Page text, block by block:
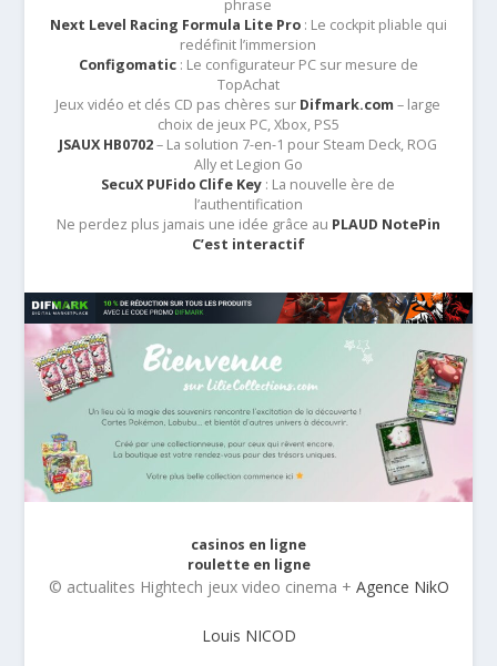
phrase
Next Level Racing Formula Lite Pro: Le cockpit pliable qui
redéfinit l’immersion
Configomatic: Le configurateur PC sur mesure de
TopAchat
Jeux vidéo et clés CD pas chères sur Difmark.com – large
choix de jeux PC, Xbox, PS5
JSAUX HB0702– La solution 7-en-1 pour Steam Deck, ROG
Ally et Legion Go
SecuX PUFido Clife Key : La nouvelle ère de
l’authentification
Ne perdez plus jamais une idée grâce au PLAUD NotePin
C’est interactif
casinos en ligne
roulette en ligne
© actualites Hightech jeux video cinema + Agence NikO
Louis NICOD